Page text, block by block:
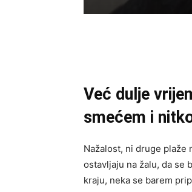
Već dulje
smećem i
Nažalost, ni druge plaže
ostavljaju na žalu, da se
kraju, neka se barem